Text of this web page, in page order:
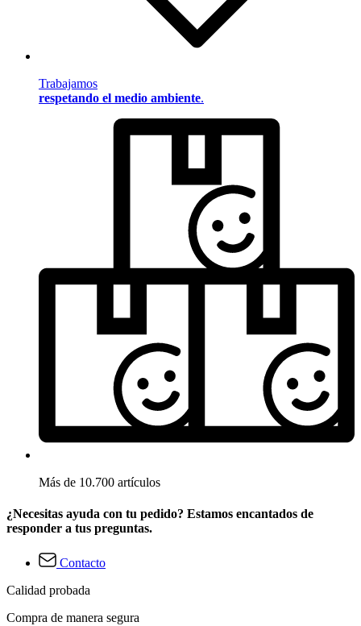
Trabajamos
respetando el medio ambiente.
Más de 10.700 artículos
¿Necesitas ayuda con tu pedido? Estamos encantados de
responder a tus preguntas.
Contacto
Calidad probada
Compra de manera segura